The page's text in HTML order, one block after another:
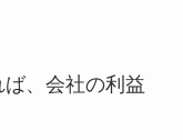
、会社の利益